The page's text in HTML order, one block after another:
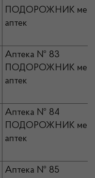
ПОДОРОЖНИК
аптек
Аптека № 83
ПОДОРОЖНИК
аптек
Аптека № 84
ПОДОРОЖНИК
аптек
Аптека № 85